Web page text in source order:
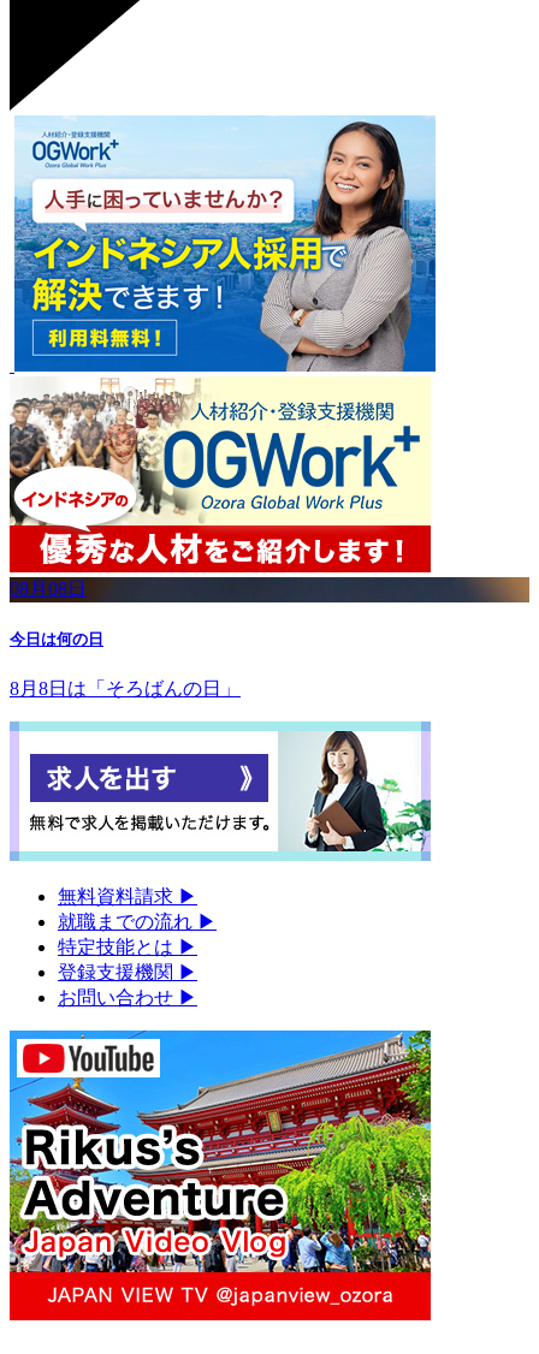
08月08日
今日は何の日
8月8日は「そろばんの日」
無料資料請求 ▶︎
就職までの流れ ▶︎
特定技能とは ▶︎
登録支援機関 ▶︎
お問い合わせ ▶︎